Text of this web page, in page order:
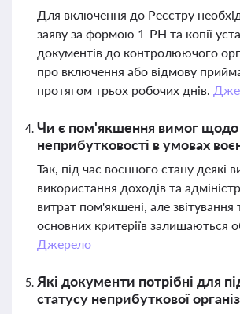
Для включення до Реєстру
заяву за формою 1-РН та копії
документів до контролюючого
про включення або відмову
протягом трьох робочих днів.
Чи є пом'якшення вимог щодо
неприбутковості в умовах
Так, під час воєнного стану деякі
використання доходів та
витрат пом'якшені, але
основних критеріїв залишаються
Джерело
Які документи потрібні для
статусу неприбуткової